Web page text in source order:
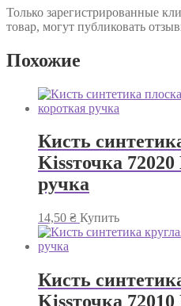
Только зарегистрированные
товар, могут публиковать
Похожие
Кисть
Kissточка
ручка
14,50 ₴ Купить
Кисть
Kissточка